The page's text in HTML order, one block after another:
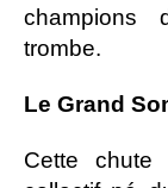
champions
trombe.
Le Grand
Cette chute